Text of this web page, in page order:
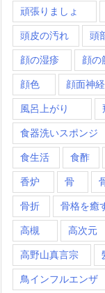
頑張りましょ
頭皮の汚れ 頭
顔の湿疹 顔の
顔色 顔面神
風呂上がり
食器洗いスポンジ
食生活 食酢
香炉 骨
骨折 骨格を癒
高槻 高次元
高野山真言宗
鳥インフルエンザ